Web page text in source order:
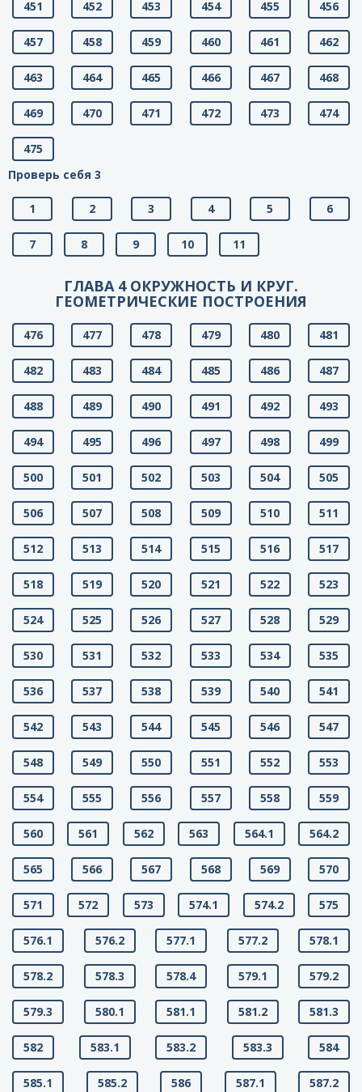
451 452 453 454 455 456
457 458 459 460 461 462
463 464 465 466 467 468
469 470 471 472 473 474
475
Проверь себя 3
1 2 3 4 5 6
7 8 9 10 11
ГЛАВА 4 ОКРУЖНОСТЬ И КРУГ.
ГЕОМЕТРИЧЕСКИЕ ПОСТРОЕНИЯ
476 477 478 479 480 481
482 483 484 485 486 487
488 489 490 491 492 493
494 495 496 497 498 499
500 501 502 503 504 505
506 507 508 509 510 511
512 513 514 515 516 517
518 519 520 521 522 523
524 525 526 527 528 529
530 531 532 533 534 535
536 537 538 539 540 541
542 543 544 545 546 547
548 549 550 551 552 553
554 555 556 557 558 559
560 561 562 563 564.1 564.2
565 566 567 568 569 570
571 572 573 574.1 574.2 575
576.1 576.2 577.1 577.2 578.1
578.2 578.3 578.4 579.1 579.2
579.3 580.1 581.1 581.2 581.3
582 583.1 583.2 583.3 584
585.1 585.2 586 587.1 587.2